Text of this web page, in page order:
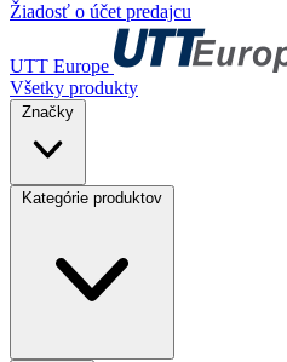
Žiadosť o účet predajcu
UTT Europe
Všetky produkty
Značky
Kategórie produktov